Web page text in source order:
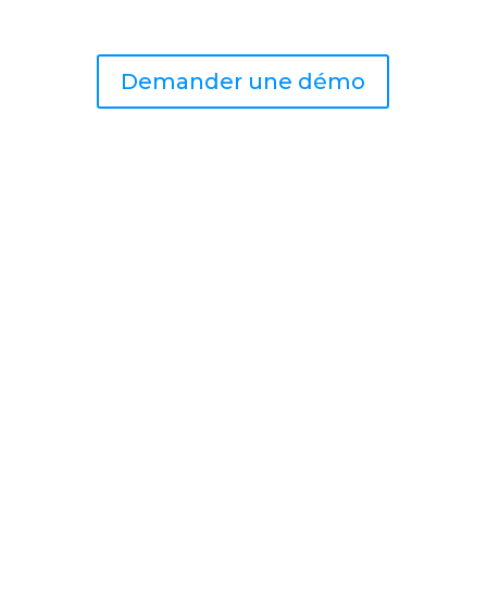
Demander une démo